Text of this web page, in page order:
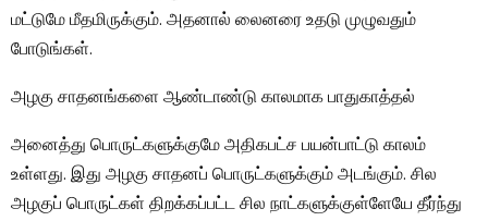
மட்டுமே மீதமிருக்கும். அதனால் லைனரை உதடு முழுவதும்
போடுங்கள்.
அழகு சாதனங்களை ஆண்டாண்டு காலமாக பாதுகாத்தல்
அனைத்து பொருட்களுக்குமே அதிகபட்ச பயன்பாட்டு காலம்
உள்ளது. இது அழகு சாதனப் பொருட்களுக்கும் அடங்கும். சில
அழகுப் பொருட்கள் திறக்கப்பட்ட சில நாட்களுக்குள்ளேயே தீர்ந்து